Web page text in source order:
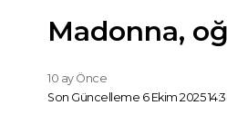
Madonna,
Son Güncelleme 6 Ekim 2025
10 ay Önce